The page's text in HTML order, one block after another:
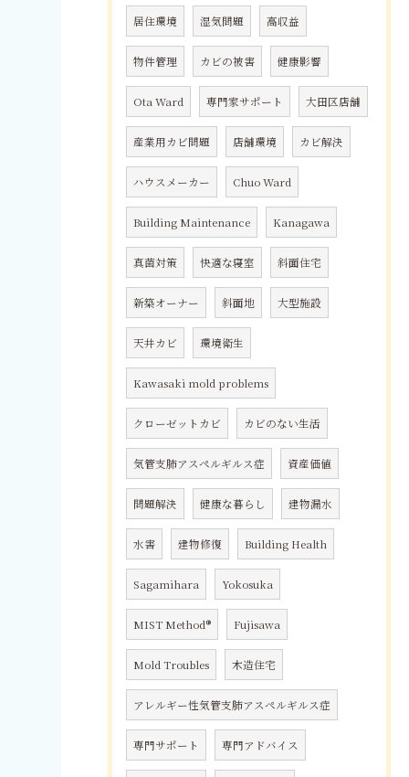
居住環境 湿気問題 高収益
物件管理 カビの被害 健康影響
Ota Ward 専門家サポート 大田区店舗
産業用カビ問題 店舗環境 カビ解決
ハウスメーカー Chuo Ward
Building Maintenance Kanagawa
真菌対策 快適な寝室 斜面住宅
新築オーナー 斜面地 大型施設
天井カビ 環境衛生
Kawasaki mold problems
クローゼットカビ カビのない生活
気管支肺アスペルギルス症 資産価値
問題解決 健康な暮らし 建物漏水
水害 建物修復 Building Health
Sagamihara Yokosuka
MIST Method® Fujisawa
Mold Troubles 木造住宅
アレルギー性気管支肺アスペルギルス症
専門サポート 専門アドバイス